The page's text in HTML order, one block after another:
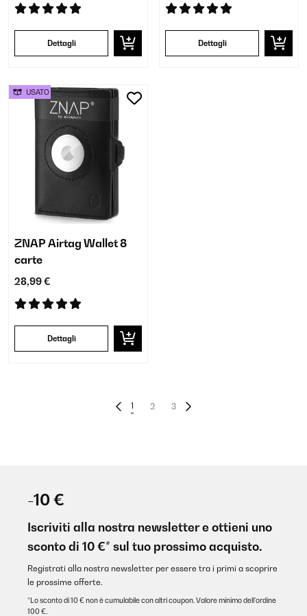
Dettagli Dettagli
ZNAP Airtag Wallet 8
carte
28,99 €
Dettagli
USATO
1 2 3
-10 €
Iscriviti alla nostra newsletter e ottieni uno
sconto di 10 €* sul tuo prossimo acquisto.
Registrati alla nostra newsletter per essere tra i primi a scoprire
le prossime offerte.
*Lo sconto di 10 € non è cumulabile con altri coupon. Valore minimo dell’ordine
100 €.